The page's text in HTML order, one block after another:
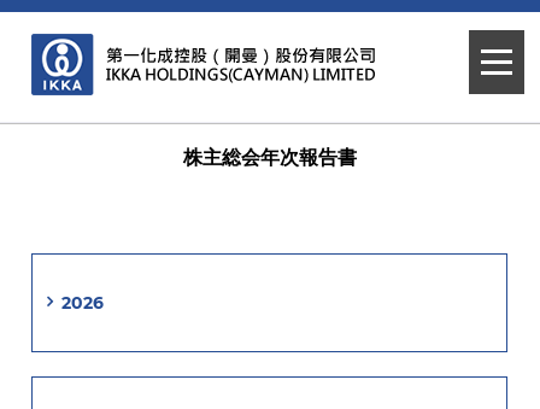
株主総会年次報告書
2026